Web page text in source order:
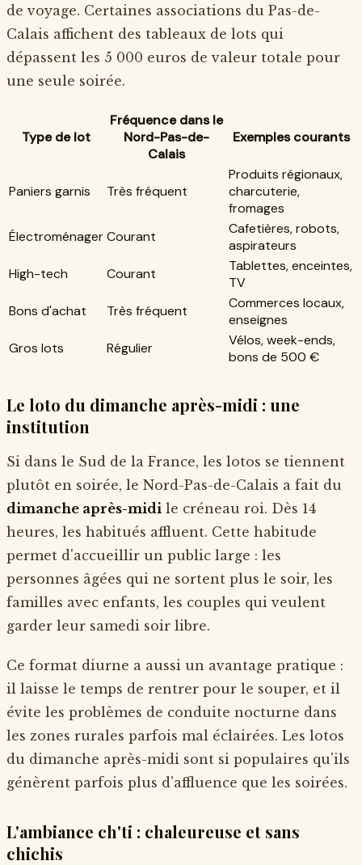
de voyage. Certaines associations du Pas-de-
Calais affichent des tableaux de lots qui
dépassent les 5 000 euros de valeur totale pour
une seule soirée.
Type de lot
Fréquence dans le
Nord-Pas-de-
Calais
Exemples courants
Paniers garnis Très fréquent
Produits régionaux,
charcuterie,
fromages
ÉlectroménagerCourant
Cafetières, robots,
aspirateurs
High-tech
Courant
Tablettes, enceintes,
TV
Bons d'achat
Très fréquent
Commerces locaux,
enseignes
Gros lots
Régulier
Vélos, week-ends,
bons de 500 €
Le loto du dimanche après-midi : une
institution
Si dans le Sud de la France, les lotos se tiennent
plutôt en soirée, le Nord-Pas-de-Calais a fait du
dimanche après-midi le créneau roi. Dès 14
heures, les habitués affluent. Cette habitude
permet d'accueillir un public large : les
personnes âgées qui ne sortent plus le soir, les
familles avec enfants, les couples qui veulent
garder leur samedi soir libre.
Ce format diurne a aussi un avantage pratique :
il laisse le temps de rentrer pour le souper, et il
évite les problèmes de conduite nocturne dans
les zones rurales parfois mal éclairées. Les lotos
du dimanche après-midi sont si populaires qu'ils
génèrent parfois plus d'affluence que les soirées.
L'ambiance ch'ti : chaleureuse et sans
chichis